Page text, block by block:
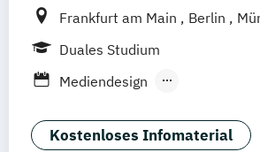
Frankfurt am Main Berlin
Hamburg
Düsseldorf
Mannheim Leipzig
Augsburg Bielefeld
Dresden Duisburg Karlsruhe
Duales Studium
Mediendesign
Kostenloses Infomaterial